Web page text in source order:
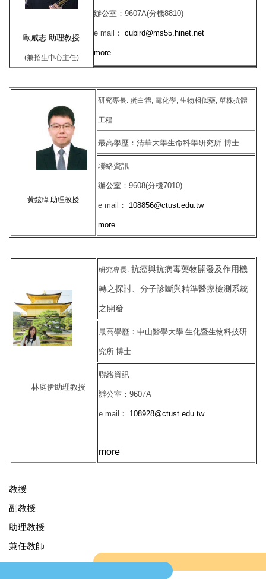
歐威志 助理教授
(兼招生中心主任)
辦公室 ： 9607A(分機8810)
e mail ： cubird@ms55.hinet.net
more
黃鉉瑋 助理教授
研究專長: 蛋白體, 電化學, 生物相似藥, 單株抗體
工程
最高學歷：清華大學生命科學研究所 博士
聯絡資訊
辦公室：9608(分機7010)
e mail： 108856@ctust.edu.tw
more
林庭伊助理教授
研究專長: 抗癌與抗病毒藥物開發及作用機
轉之探討、分子診斷與精準醫療檢測系統
之開發
最高學歷： 中山醫學大學 生化暨生物科技研
究所 博士
聯絡資訊
辦公室：9607A
e mail： 108928@ctust.edu.tw
more
教授
副教授
助理教授
兼任教師